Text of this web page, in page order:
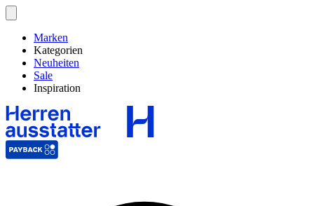
Marken
Kategorien
Neuheiten
Sale
Inspiration